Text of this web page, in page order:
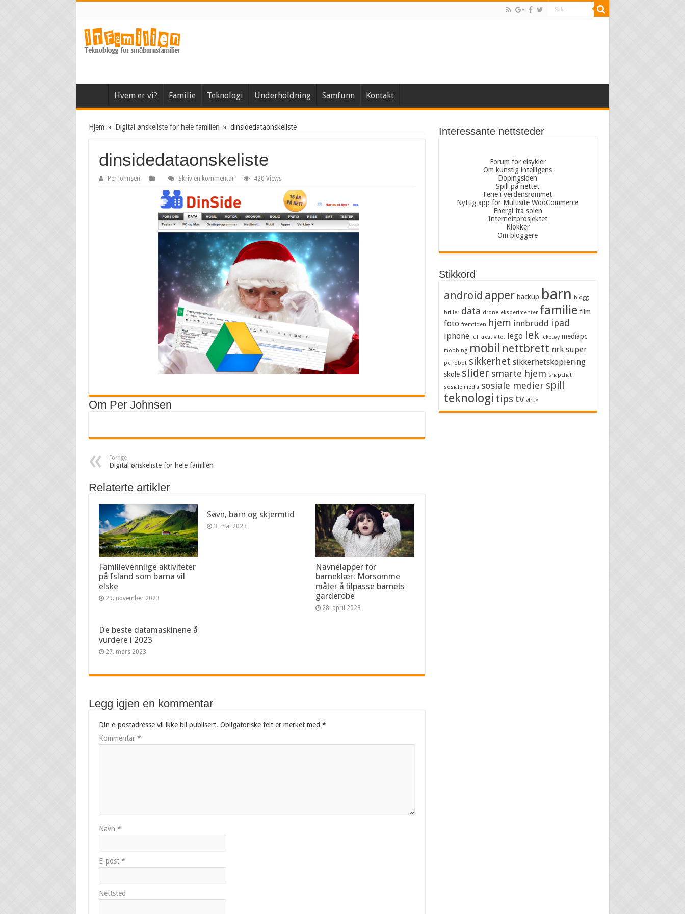
Hvem er vi? Familie Teknologi Underholdning Samfunn Kontakt
Hjem » Digital ønskeliste for hele familien » dinsidedataonskeliste
dinsidedataonskeliste
Per Johnsen Skriv en kommentar 420 Views
Om Per Johnsen
Forrige
Digital ønskeliste for hele familien
Relaterte artikler
Familievennlige aktiviteter
på Island som barna vil
elske
29. november 2023
Søvn, barn og skjermtid
3. mai 2023
Navnelapper for
barneklær: Morsomme
måter å tilpasse barnets
garderobe
28. april 2023
De beste datamaskinene å
vurdere i 2023
27. mars 2023
Legg igjen en kommentar
Din e-postadresse vil ikke bli publisert. Obligatoriske felt er merket med *
Kommentar *
Navn *
E-post *
Nettsted
Interessante nettsteder
Forum for elsykler
Om kunstig intelligens
Dopingsiden
Spill på nettet
Ferie i verdensrommet
Nyttig app for Multisite WooCommerce
Energi fra solen
Internettprosjektet
Klokker
Om bloggere
Stikkord
android apper backup barn blogg
briller data drone eksperimenter familie film
foto fremtiden hjem innbrudd ipad
iphone jul kreativitet lego lek leketøy mediapc
mobbing mobil nettbrett nrk super
pc robot sikkerhet sikkerhetskopiering
skole slider smarte hjem snapchat
sosiale media sosiale medier spill
teknologi tips tv virus